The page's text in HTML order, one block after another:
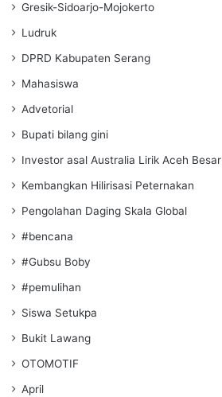
Gresik-Sidoarjo-Mojokerto
Ludruk
DPRD Kabupaten Serang
Mahasiswa
Advetorial
Bupati bilang gini
Investor asal Australia Lirik Aceh Besar
Kembangkan Hilirisasi Peternakan
Pengolahan Daging Skala Global
#bencana
#Gubsu Boby
#pemulihan
Siswa Setukpa
Bukit Lawang
OTOMOTIF
April